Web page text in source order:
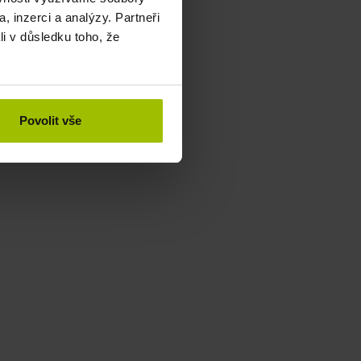
inzerci a analýzy. Partneři
v důsledku toho, že
Povolit vše